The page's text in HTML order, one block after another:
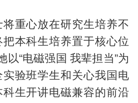
重心放在研究生培养不
把本科生培养置于核心位
以“电磁强国 我辈担当”为
验班学生和关心我国电
生开讲电磁兼容的前沿